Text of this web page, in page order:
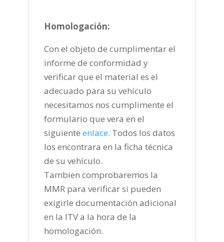
Homologación:
Con el objeto de cumplimentar el
informe de conformidad y
verificar que el material es el
adecuado para su vehículo
necesitamos nos cumplimente el
formulario que vera en el
siguiente enlace. Todos los datos
los encontrara en la ficha técnica
de su vehículo.
Tambien comprobaremos la
MMR para verificar si pueden
exigirle documentación adicional
en la ITV a la hora de la
homologación.